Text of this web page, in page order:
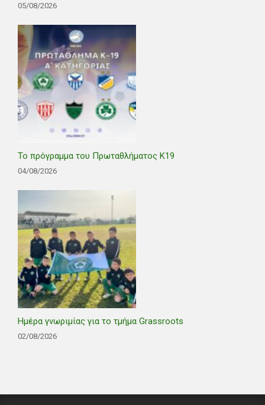
05/08/2026
Το πρόγραμμα του Πρωταθλήματος Κ19
04/08/2026
Ημέρα γνωριμίας για το τμήμα Grassroots
02/08/2026